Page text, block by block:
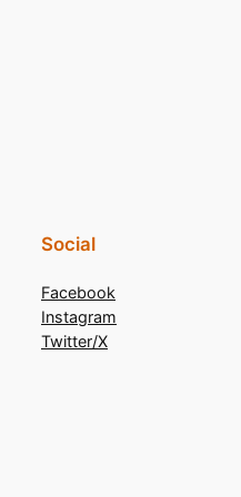
Social
Facebook
Instagram
Twitter/X